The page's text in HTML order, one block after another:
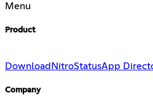
Menu
Product
Download NitroStatusApp
Company